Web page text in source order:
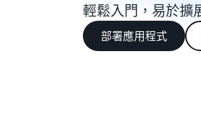
輕鬆入門，易於擴
部署應用程式